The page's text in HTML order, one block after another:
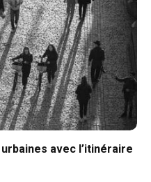
avec l’itinéraire